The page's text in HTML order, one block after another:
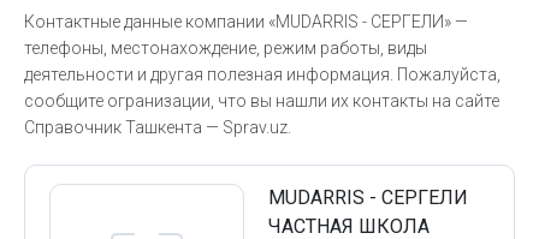
Контактные данные компании «MUDARRIS - СЕРГЕЛИ» —
телефоны, местонахождение, режим работы, виды
деятельности и другая полезная информация. Пожалуйста,
сообщите огранизации, что вы нашли их контакты на сайте
Справочник Ташкента — Sprav.uz.
MUDARRIS - СЕРГЕЛИ
ЧАСТНАЯ ШКОЛА